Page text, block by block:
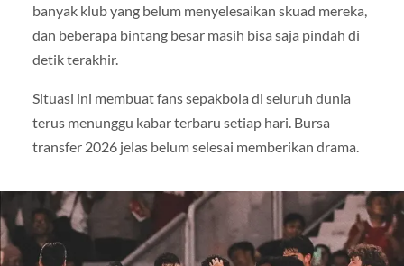
banyak klub yang belum menyelesaikan skuad mereka,
dan beberapa bintang besar masih bisa saja pindah di
detik terakhir.
Situasi ini membuat fans sepakbola di seluruh dunia
terus menunggu kabar terbaru setiap hari. Bursa
transfer 2026 jelas belum selesai memberikan drama.